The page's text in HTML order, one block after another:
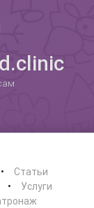
Статьи
Услуги